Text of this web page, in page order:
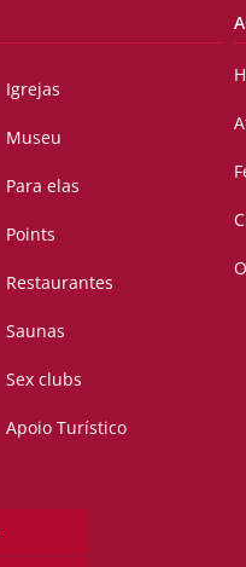
Igrejas
Museu
Para elas
Points
Restaurantes
Saunas
Sex clubs
Apoio Turístico